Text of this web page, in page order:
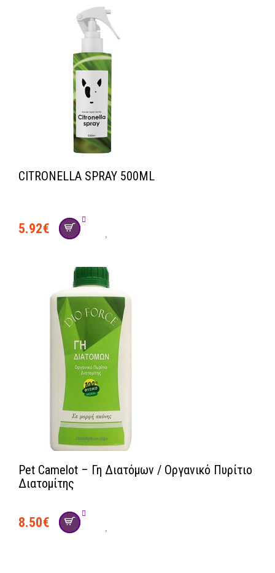
CITRONELLA SPRAY 500ML
5.92€
Pet Camelot – Γη Διατόμων / Οργανικό Πυρίτιο
Διατομίτης
8.50€